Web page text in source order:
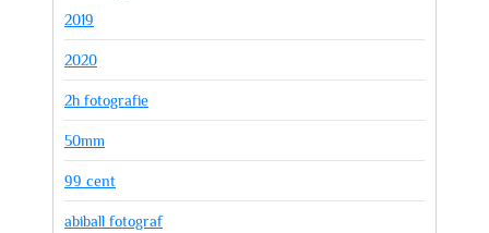
2019
2020
2h fotografie
50mm
99 cent
abiball fotograf